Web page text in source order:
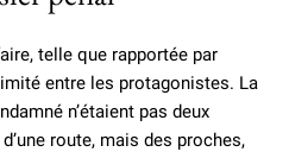
telle que rapportée par
entre les protagonistes. La
n’étaient pas deux
route, mais des proches,